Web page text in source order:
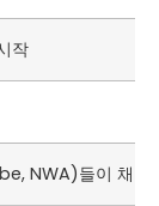
작
NWA)들이 채택